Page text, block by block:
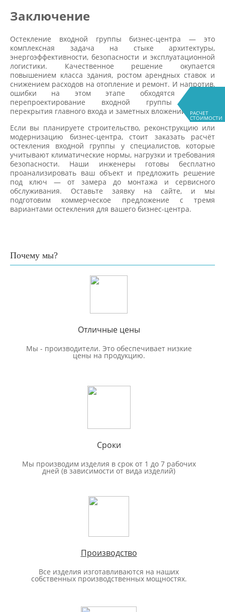
РАСЧЕТ
СТОИМОСТИ
Заключение
Остекление входной группы бизнес-центра — это
комплексная задача на стыке архитектуры,
энергоэффективности, безопасности и эксплуатационной
логистики. Качественное решение окупается
повышением класса здания, ростом арендных ставок и
снижением расходов на отопление и ремонт. И напротив,
ошибки на этом этапе обходятся дорого:
перепроектирование входной группы требует
перекрытия главного входа и заметных вложений.
Если вы планируете строительство, реконструкцию или
модернизацию бизнес-центра, стоит заказать расчёт
остекления входной группы у специалистов, которые
учитывают климатические нормы, нагрузки и требования
безопасности. Наши инженеры готовы бесплатно
проанализировать ваш объект и предложить решение
под ключ — от замера до монтажа и сервисного
обслуживания. Оставьте заявку на сайте, и мы
подготовим коммерческое предложение с тремя
вариантами остекления для вашего бизнес-центра.
Почему мы?
Отличные цены
Мы - производители. Это обеспечивает низкие
цены на продукцию.
Сроки
Мы производим изделия в срок от 1 до 7 рабочих
дней (в зависимости от вида изделий)
Производство
Все изделия изготавливаются на наших
собственных производственных мощностях.